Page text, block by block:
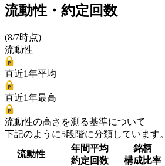
流動性・約定回数
(8/7時点)
流動性
直近1年平均
直近1年最高
流動性の高さを測る基準について
下記のように5段階に分類しています。
流動性
年間平均
約定回数
銘柄
構成比率